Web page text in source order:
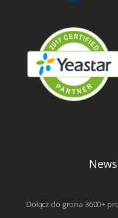
Dołącz do grona 3600+